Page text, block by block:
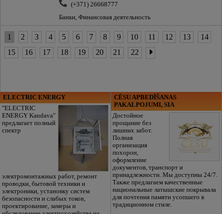
(+371) 26668777
Банки, Финансовая деятельность
1 2 3 4 5 6 7 8 9 10 11 12 13
14
15
16 17 18 19 20 21 22
ELECTRIC ENERGY
"ELECTRIC
ENERGY Kandava"
предлагает полный
спектр
электромонтажных работ, ремонт
проводки, бытовой техники и
электроники, установку систем
безопасности и слабых токов,
проектирование, замеры и
CĒSU APBEDĪŠANAS
PAKALPOJUMI, SIA
Достойное
прощание без
лишних забот.
Полная
организация
похорон,
оформление
документов, транспорт и
принадлежности. Мы доступны 24/7.
Также предлагаем качественные
национальные латышские покрывала
для почтения памяти усопшего в
традиционном стиле.